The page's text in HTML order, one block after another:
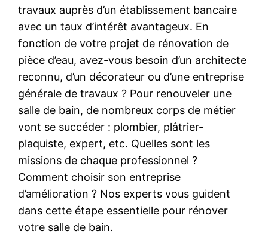
travaux auprès d’un établissement bancaire
avec un taux d’intérêt avantageux. En
fonction de votre projet de rénovation de
pièce d’eau, avez-vous besoin d’un architecte
reconnu, d’un décorateur ou d’une entreprise
générale de travaux ? Pour renouveler une
salle de bain, de nombreux corps de métier
vont se succéder : plombier, plâtrier-
plaquiste, expert, etc. Quelles sont les
missions de chaque professionnel ?
Comment choisir son entreprise
d’amélioration ? Nos experts vous guident
dans cette étape essentielle pour rénover
votre salle de bain.